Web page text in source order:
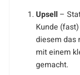
Upsell –
Kunde
diesem das
mit einem
gemacht.